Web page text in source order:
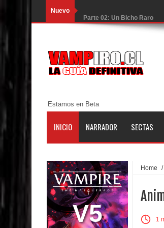
Nuevo
Parte 01: Una Misión de
Parte 03: Forastero en
Parte 10: El Secreto
Parte 06: El Trato con los
Parte 05: Sitiados
Parte 04: Se Descubre el
Parte 03: Una Piraña en el
Estamos en Beta
INICIO NARRADOR SECTAS
V5
Home /
1